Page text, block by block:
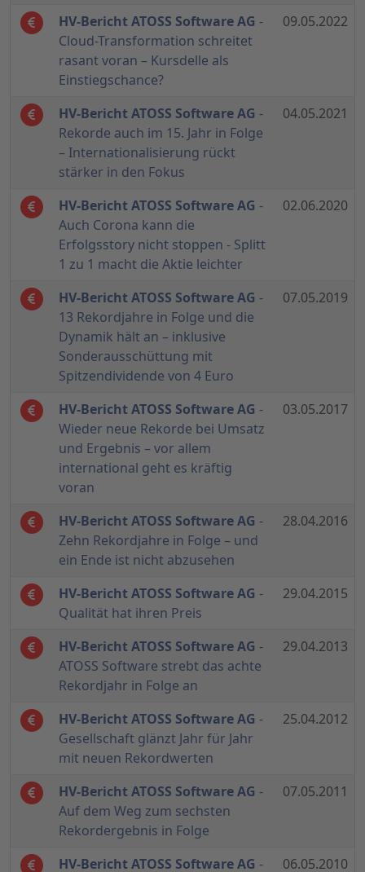
HV-Bericht ATOSS Software AG -
Cloud-Transformation schreitet
rasant voran – Kursdelle als
Einstiegschance?
09.05.2022
HV-Bericht ATOSS Software AG -
Rekorde auch im 15. Jahr in Folge
– Internationalisierung rückt
stärker in den Fokus
04.05.2021
HV-Bericht ATOSS Software AG -
Auch Corona kann die
Erfolgsstory nicht stoppen - Splitt
1 zu 1 macht die Aktie leichter
02.06.2020
HV-Bericht ATOSS Software AG -
13 Rekordjahre in Folge und die
Dynamik hält an – inklusive
Sonderausschüttung mit
Spitzendividende von 4 Euro
07.05.2019
HV-Bericht ATOSS Software AG -
Wieder neue Rekorde bei Umsatz
und Ergebnis – vor allem
international geht es kräftig
voran
03.05.2017
HV-Bericht ATOSS Software AG -
Zehn Rekordjahre in Folge – und
ein Ende ist nicht abzusehen
28.04.2016
HV-Bericht ATOSS Software AG -
Qualität hat ihren Preis
29.04.2015
HV-Bericht ATOSS Software AG -
ATOSS Software strebt das achte
Rekordjahr in Folge an
29.04.2013
HV-Bericht ATOSS Software AG -
Gesellschaft glänzt Jahr für Jahr
mit neuen Rekordwerten
25.04.2012
HV-Bericht ATOSS Software AG -
Auf dem Weg zum sechsten
Rekordergebnis in Folge
07.05.2011
HV-Bericht ATOSS Software AG - 06.05.2010